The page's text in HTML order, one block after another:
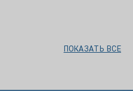
ПОКАЗАТЬ ВСЕ